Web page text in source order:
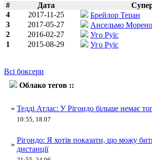
# Дата
4
2017-11-25
Брейлор Теран
3
2017-05-27
Ансельмо Морено
2
2016-02-27
Уго Руїс
1
2015-08-29 Уго Руїс
Всі боксери
Облако тегов ::
» Тедді Атлас: У Рігондо більше немає
10:55, 18.07
»
Рігондо: Я хотів показати, що можу
дистанції